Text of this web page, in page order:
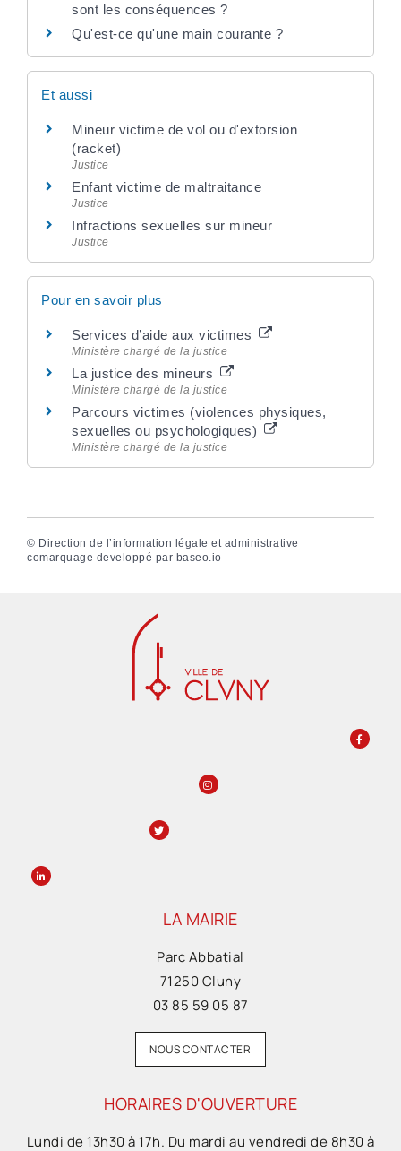
sont les conséquences ?
Qu'est-ce qu'une main courante ?
Et aussi
Mineur victime de vol ou d'extorsion
(racket)
Justice
Enfant victime de maltraitance
Justice
Infractions sexuelles sur mineur
Justice
Pour en savoir plus
Services d’aide aux victimes
Ministère chargé de la justice
La justice des mineurs
Ministère chargé de la justice
Parcours victimes (violences physiques,
sexuelles ou psychologiques)
Ministère chargé de la justice
© Direction de l’information légale et administrative
comarquage developpé par baseo.io
LA MAIRIE
Parc Abbatial
71250 Cluny
03 85 59 05 87
NOUS CONTACTER
HORAIRES D'OUVERTURE
Lundi de 13h30 à 17h. Du mardi au vendredi de 8h30 à